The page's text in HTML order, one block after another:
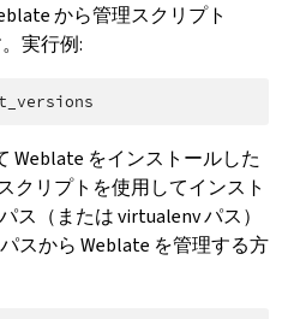
から管理スクリプト
実行例:
Weblate をインストールした
クリプトを使用してインスト
ス（または virtualenv パス）
スから Weblate を管理する方